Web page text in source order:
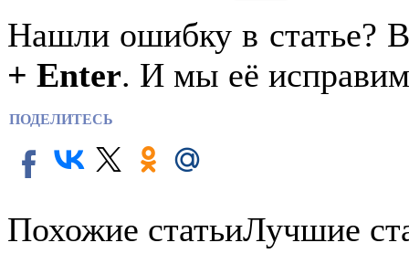
Нашли ошибку в статье?
+ Enter. И мы её
ПОДЕЛИТЕСЬ
Похожие статьиЛучшие